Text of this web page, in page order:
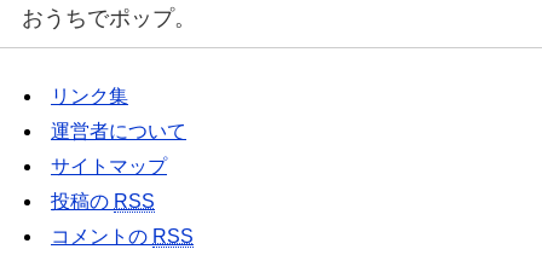
おうちでポップ。
リンク集
運営者について
サイトマップ
投稿の RSS
コメントの RSS